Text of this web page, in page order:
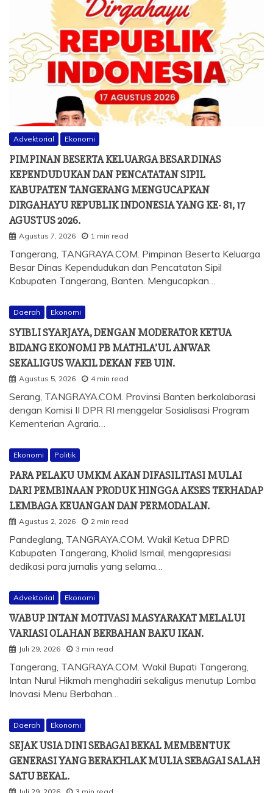
Advektorial Ekonomi
PIMPINAN BESERTA KELUARGA BESAR DINAS
KEPENDUDUKAN DAN PENCATATAN SIPIL
KABUPATEN TANGERANG MENGUCAPKAN
DIRGAHAYU REPUBLIK INDONESIA YANG KE- 81, 17
AGUSTUS 2026.
Agustus 7, 2026 1 min read
Tangerang, TANGRAYA.COM. Pimpinan Beserta Keluarga
Besar Dinas Kependudukan dan Pencatatan Sipil
Kabupaten Tangerang, Banten. Mengucapkan…
Daerah Ekonomi
SYIBLI SYARJAYA, DENGAN MODERATOR KETUA
BIDANG EKONOMI PB MATHLA’UL ANWAR
SEKALIGUS WAKIL DEKAN FEB UIN.
Agustus 5, 2026 4 min read
Serang, TANGRAYA.COM. Provinsi Banten berkolaborasi
dengan Komisi II DPR RI menggelar Sosialisasi Program
Kementerian Agraria…
Ekonomi Politik
PARA PELAKU UMKM AKAN DIFASILITASI MULAI
DARI PEMBINAAN PRODUK HINGGA AKSES TERHADAP
LEMBAGA KEUANGAN DAN PERMODALAN.
Agustus 2, 2026 2 min read
Pandeglang, TANGRAYA.COM. Wakil Ketua DPRD
Kabupaten Tangerang, Kholid Ismail, mengapresiasi
dedikasi para jurnalis yang selama…
Advektorial Ekonomi
WABUP INTAN MOTIVASI MASYARAKAT MELALUI
VARIASI OLAHAN BERBAHAN BAKU IKAN.
Juli 29, 2026 3 min read
Tangerang, TANGRAYA.COM. Wakil Bupati Tangerang,
Intan Nurul Hikmah menghadiri sekaligus menutup Lomba
Inovasi Menu Berbahan…
Daerah Ekonomi
SEJAK USIA DINI SEBAGAI BEKAL MEMBENTUK
GENERASI YANG BERAKHLAK MULIA SEBAGAI SALAH
SATU BEKAL.